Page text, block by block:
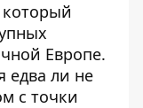
который
Европе.
едва ли не
с точки